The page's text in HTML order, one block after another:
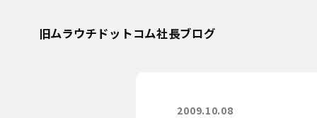
旧ムラウチドットコム社長ブログ
2009.10.08